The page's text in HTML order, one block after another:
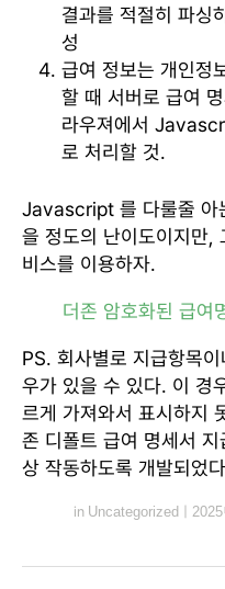
결과를 적절히 파싱
성
급여 정보는 개인정
할 때 서버로 급여
라우져에서
로 처리할 것.
Javascript 를 다룰줄 아
을 정도의 난이도이지만,
비스를 이용하자.
더존 암호화된 급여
PS. 회사별로 지급항목
우가 있을 수 있다. 이 경
르게 가져와서 표시하지
존 디폴트 급여 명세서
상 작동하도록 개발되었
in Uncategorized